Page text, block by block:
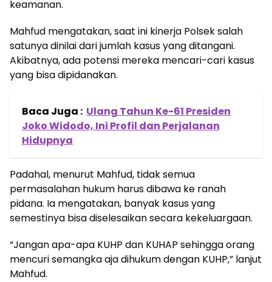
keamanan.
Mahfud mengatakan, saat ini kinerja Polsek salah
satunya dinilai dari jumlah kasus yang ditangani.
Akibatnya, ada potensi mereka mencari-cari kasus
yang bisa dipidanakan.
Baca Juga : Ulang Tahun Ke-61 Presiden
Joko Widodo, Ini Profil dan Perjalanan
Hidupnya
Padahal, menurut Mahfud, tidak semua
permasalahan hukum harus dibawa ke ranah
pidana. Ia mengatakan, banyak kasus yang
semestinya bisa diselesaikan secara kekeluargaan.
“Jangan apa-apa KUHP dan KUHAP sehingga orang
mencuri semangka aja dihukum dengan KUHP,” lanjut
Mahfud.